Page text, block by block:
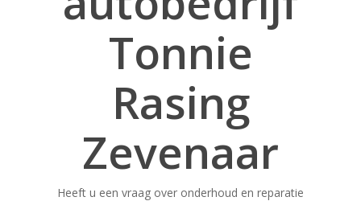
Tonnie
Rasing
Zevenaar
Heeft u een vraag over onderhoud en reparatie